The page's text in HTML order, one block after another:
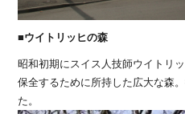
■ウイトリッヒの森
昭和初期にスイス人技師ウイトリ
保全するために所持した広大な森
た。